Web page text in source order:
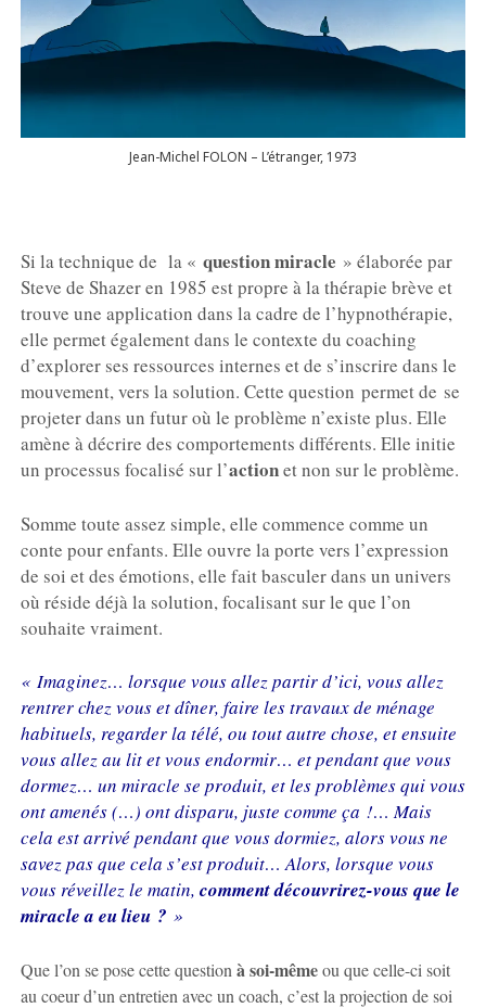
Jean-Michel FOLON – L’étranger, 1973
Si la technique de la « question miracle » élaborée par
Steve de Shazer en 1985 est propre à la thérapie brève et
trouve une application dans la cadre de l’hypnothérapie,
elle permet également dans le contexte du coaching
d’explorer ses ressources internes et de s’inscrire dans le
mouvement, vers la solution. Cette question permet de se
projeter dans un futur où le problème n’existe plus. Elle
amène à décrire des comportements différents. Elle initie
un processus focalisé sur l’actionet non sur le problème.
Somme toute assez simple, elle commence comme un
conte pour enfants. Elle ouvre la porte vers l’expression
de soi et des émotions, elle fait basculer dans un univers
où réside déjà la solution, focalisant sur le que l’on
souhaite vraiment.
« Imaginez… lorsque vous allez partir d’ici, vous allez
rentrer chez vous et dîner, faire les travaux de ménage
habituels, regarder la télé, ou tout autre chose, et ensuite
vous allez au lit et vous endormir… et pendant que vous
dormez… un miracle se produit, et les problèmes qui vous
ont amenés (…) ont disparu, juste comme ça !… Mais
cela est arrivé pendant que vous dormiez, alors vous ne
savez pas que cela s’est produit… Alors, lorsque vous
vous réveillez le matin, comment découvrirez-vous que le
miracle a eu lieu ? »
Que l’on se pose cette question à soi-mêmeou que celle-ci soit
au coeur d’un entretien avec un coach, c’est la projection de soi